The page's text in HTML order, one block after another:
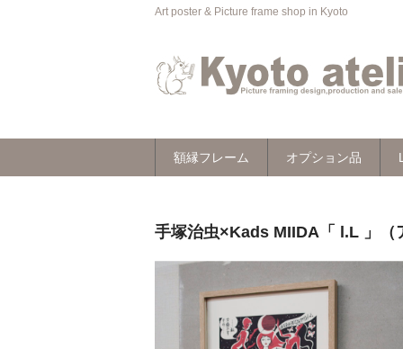
Art poster & Picture frame shop in Kyoto
額縁フレーム オプション品
手塚治虫×Kads MIIDA「 l.L 」（